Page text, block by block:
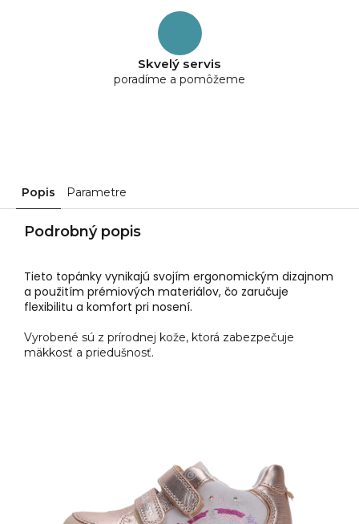
Skvelý servis
poradíme a pomôžeme
Popis Parametre
Podrobný popis
Tieto topánky vynikajú svojím ergonomickým dizajnom
a použitím prémiových materiálov, čo zaručuje
flexibilitu a komfort pri nosení.
Vyrobené sú z prírodnej kože, ktorá zabezpečuje
mäkkosť a priedušnosť.